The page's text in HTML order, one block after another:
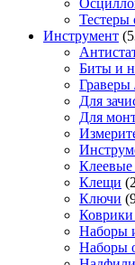
Тестеры
Инструмент
Биты и
Для
Для
Клеевые
Клещи
Ключи
Коврики
Наборы
Наборы